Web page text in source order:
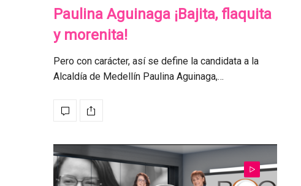
Paulina Aguinaga ¡Bajita, flaquita
y morenita!
Pero con carácter, así se define la candidata a la
Alcaldía de Medellín Paulina Aguinaga,…